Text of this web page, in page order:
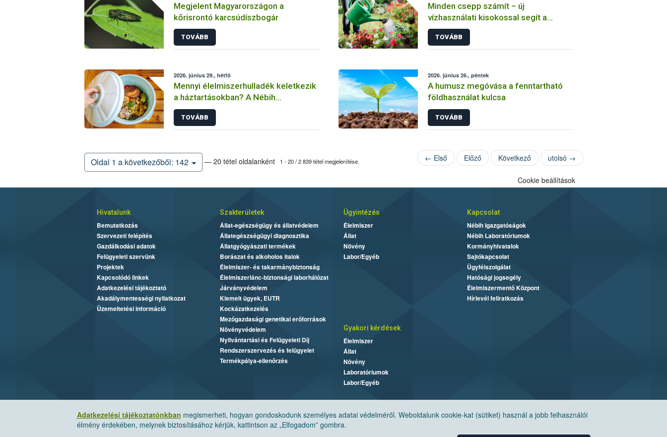
Megjelent Magyarországon a
kőrisrontó karcsúdíszbogár
TOVÁBB
Minden csepp számít – új
vízhasználati kisokossal segít a
Kertművelő program
TOVÁBB
2026. június 29., hétfő
Mennyi élelmiszerhulladék keletkezik
a háztartásokban? A Nébih
felméréséből kiderül
TOVÁBB
2026. június 26., péntek
A humusz megóvása a fenntartható
földhasználat kulcsa
TOVÁBB
Oldal 1 a következőből: 142 — 20 tétel oldalanként 1 - 20 / 2 839 tétel megjelenítése. ← Első Előző Következő utolsó →
Adatkezelési tájékoztatónkban megismerheti, hogyan gondoskodunk személyes adatai védelméről. Weboldalunk cookie-kat (sütiket) használ a jobb felhasználói
élmény érdekében, melynek biztosításához kérjük, kattintson az „Elfogadom” gombra.
Cookie beállítások
Hivatalunk
Bemutatkozás
Szervezeti felépítés
Gazdálkodási adatok
Felügyeleti szervünk
Projektek
Kapcsolódó linkek
Adatkezelési tájékoztató
Akadálymentességi nyilatkozat
Üzemeltetési információ
Szakterületek
Állat-egészségügy és állatvédelem
Állategészségügyi diagnosztika
Állatgyógyászati termékek
Borászat és alkoholos italok
Élelmiszer- és takarmánybiztonság
Élelmiszerlánc-biztonsági laborhálózat
Járványvédelem
Kiemelt ügyek, EUTR
Kockázatkezelés
Mezőgazdasági genetikai erőforrások
Növényvédelem
Nyilvántartási és Felügyeleti Díj
Rendszerszervezés és felügyelet
Termékpálya-ellenőrzés
Ügyintézés
Élelmiszer
Állat
Növény
Labor/Egyéb
Kapcsolat
Nébih Igazgatóságok
Nébih Laboratóriumok
Kormányhivatalok
Sajtókapcsolat
Ügyfélszolgálat
Hatósági jogsegély
Élelmiszermentő Központ
Hírlevél feliratkozás
Gyakori kérdések
Élelmiszer
Állat
Növény
Laboratóriumok
Labor/Egyéb